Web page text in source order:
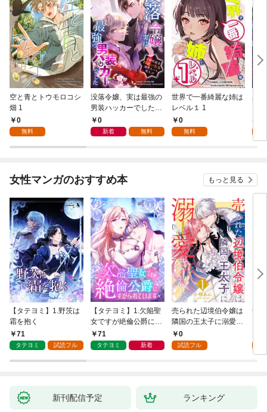
空と青とトウモロコシ
畑 1
0
無料
没落令嬢、実は最強の
男装ハッカーでした～
冷徹社長を口説いたら
溺愛ルート突入！？～
0
新着 無料
世界で一番綺麗な姉は
レベル１ 1
0
無料
異
女性マンガのおすすめ本 もっと見る
【タテヨミ】1.野茨は
霜を抱く
71
タテヨミ 試読フル
【タテヨミ】1.欠陥聖
女ですが絶倫公爵にす
がられています
71
タテヨミ 新着
売られた辺境伯令嬢は
隣国の王太子に溺愛さ
れる 1
0
試読フル
千
家
新刊配信予定 ランキング